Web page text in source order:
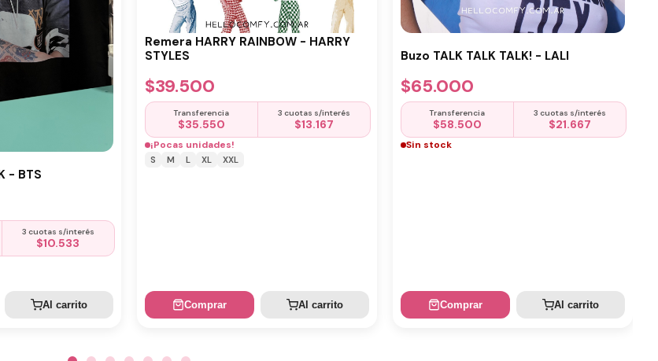
- BTS
3 cuotas s/interés
$10.533
Al carrito
Remera HARRY RAINBOW - HARRY
STYLES
$39.500
Transferencia
$35.550
3 cuotas s/interés
$13.167
¡Pocas unidades!
S M L XL XXL
Comprar Al carrito
Buzo TALK TALK TALK! - LALI
$65.000
Transferencia
$58.500
3 cuotas s/interés
$21.667
Sin stock
Comprar Al carrito